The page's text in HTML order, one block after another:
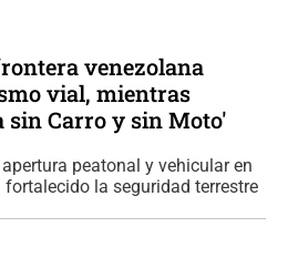
venezolana
vial, mientras
sin Carro y sin Moto'
peatonal y vehicular en
fortalecido la seguridad terrestre